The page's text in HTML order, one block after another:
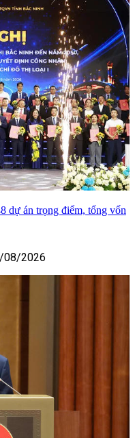
dự án trọng điểm, tổng vốn
08/2026